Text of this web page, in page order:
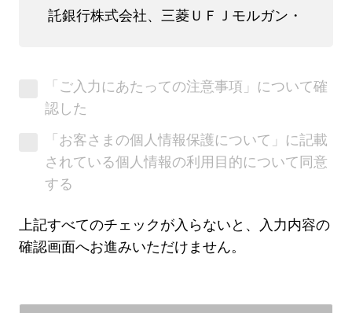
託銀行株式会社、三菱ＵＦＪモルガン・
ＦＪリサーチ&コンサルティング株式会
社、三菱ＵＦＪ不動産販売株式会社、三
菱ＨＣキャピタル株式会社の7社（以
下、グループ7社）は別法人であり、各
社によりお客さまにご提供できる商品・
サービスは異なります。
お客さまが三菱ＵＦＪ銀行に対して、グ
お客さまと三菱ＵＦＪ銀行とのお取引
「ご入力にあたっての注意事項」について確
認した
「お客さまの個人情報保護について」に記載
されている個人情報の利用目的について同意
する
上記すべてのチェックが入らないと、入力内容の
確認画面へお進みいただけません。